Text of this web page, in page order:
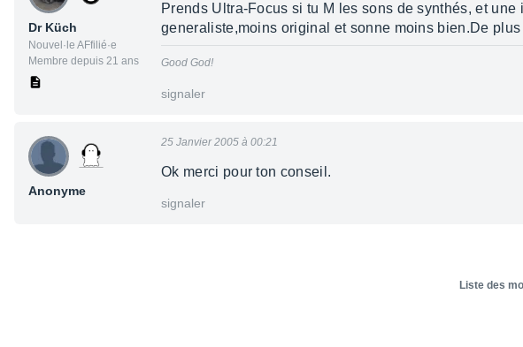
Dr Küch
Nouvel·le AFfilié·e
Membre depuis 21 ans
Prends Ultra-Focus si tu M les sons de synthés, et
generaliste,moins original et sonne moins bien.De
Good God!
signaler
Anonyme
25 Janvier 2005 à 00:21
Ok merci pour ton conseil.
signaler
Liste des